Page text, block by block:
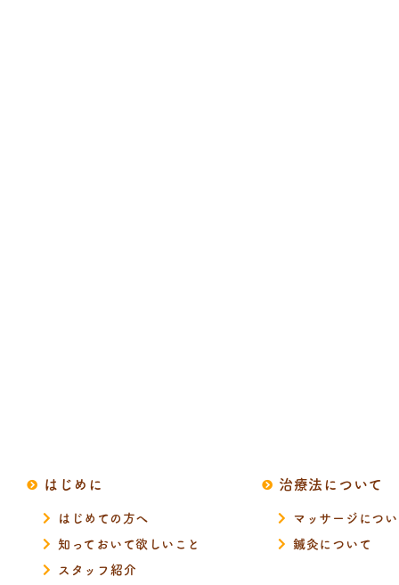
はじめに
はじめての方へ
知っておいて欲しいこと
スタッフ紹介
治療法について
マッサージにつ
鍼灸について